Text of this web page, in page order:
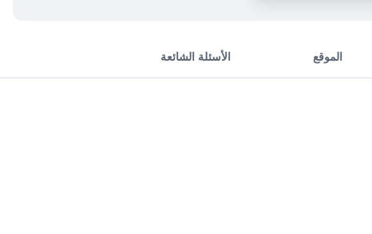
الموقع الأسئلة الشائعة